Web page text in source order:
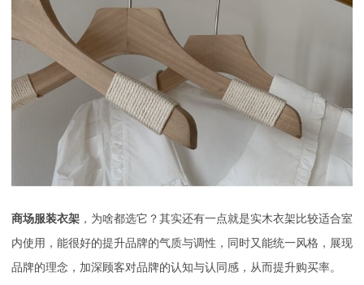
商场服装衣架 ，为啥都选它？其实还有一点就是实木衣架比较适合室
内使用，能很好的提升品牌的气质与调性，同时又能统一风格，展现
品牌的理念，加深顾客对品牌的认知与认同感，从而提升购买率。